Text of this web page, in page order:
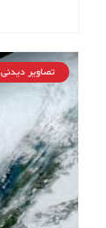
تصاویر دیدنی